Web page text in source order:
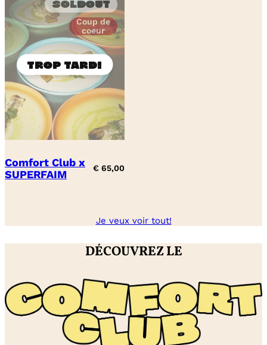
Soldout
Coup de
coeur
Comfort Club x
SUPERFAIM
€ 65,00
Je veux voir tout!
DÉCOUVREZ LE